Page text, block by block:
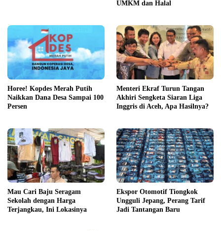
UMKM dan Halal
Horee! Kopdes Merah Putih
Naikkan Dana Desa Sampai 100
Persen
Menteri Ekraf Turun Tangan
Akhiri Sengketa Siaran Liga
Inggris di Aceh, Apa Hasilnya?
Mau Cari Baju Seragam
Sekolah dengan Harga
Terjangkau, Ini Lokasinya
Ekspor Otomotif Tiongkok
Ungguli Jepang, Perang Tarif
Jadi Tantangan Baru